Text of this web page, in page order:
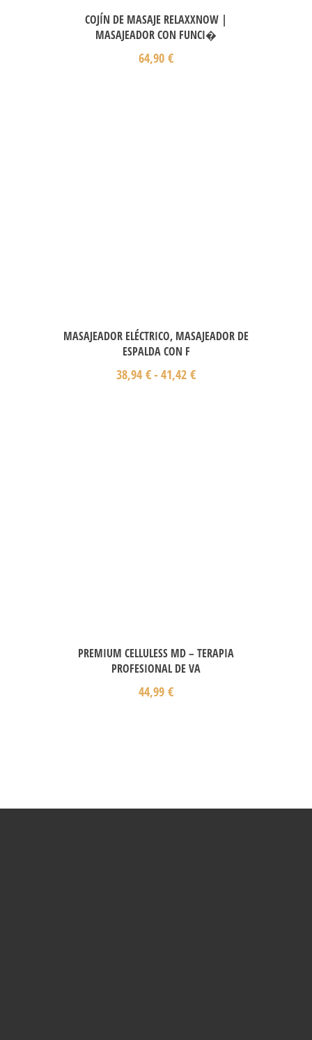
COJÍN DE MASAJE RELAXXNOW |
MASAJEADOR CON FUNCI�
64,90 €
MASAJEADOR ELÉCTRICO, MASAJEADOR DE
ESPALDA CON F
38,94 €- 41,42 €
PREMIUM CELLULESS MD – TERAPIA
PROFESIONAL DE VA
44,99 €